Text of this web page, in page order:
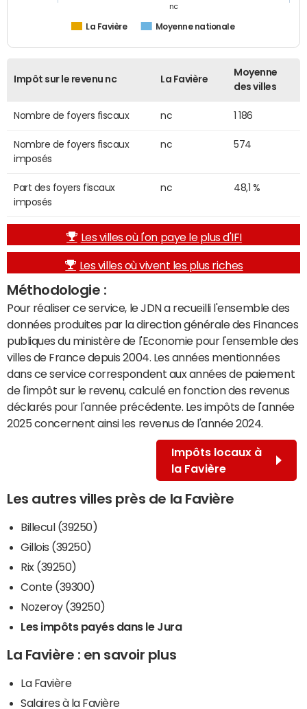
La Favière Moyenne nationale
nc
Impôt sur le revenu nc La Favière
Moyenne
des villes
Nombre de foyers fiscaux nc 1 186
Nombre de foyers fiscaux
imposés
nc 574
Part des foyers fiscaux
imposés
nc 48,1 %
Les villes où l'on paye le plus d'IFI
Les villes où vivent les plus riches
Méthodologie :
Pour réaliser ce service, le JDN a recueilli l'ensemble des
données produites par la direction générale des Finances
publiques du ministère de l'Economie pour l'ensemble des
villes de France depuis 2004. Les années mentionnées
dans ce service correspondent aux années de paiement
de l'impôt sur le revenu, calculé en fonction des revenus
déclarés pour l'année précédente. Les impôts de l'année
2025 concernent ainsi les revenus de l'année 2024.
Impôts locaux à
la Favière
Les autres villes près de la Favière
Billecul (39250)
Gillois (39250)
Rix (39250)
Conte (39300)
Nozeroy (39250)
Les impôts payés dans le Jura
La Favière : en savoir plus
La Favière
Salaires à la Favière